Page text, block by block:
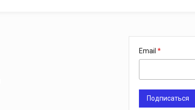
Email
Подписаться